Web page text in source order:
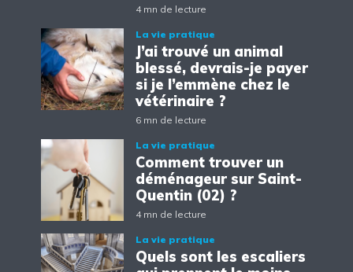
4 mn de lecture
La vie pratique
J’ai trouvé un animal
blessé, devrais-je payer
si je l’emmène chez le
vétérinaire ?
6 mn de lecture
La vie pratique
Comment trouver un
déménageur sur Saint-
Quentin (02) ?
4 mn de lecture
La vie pratique
Quels sont les escaliers